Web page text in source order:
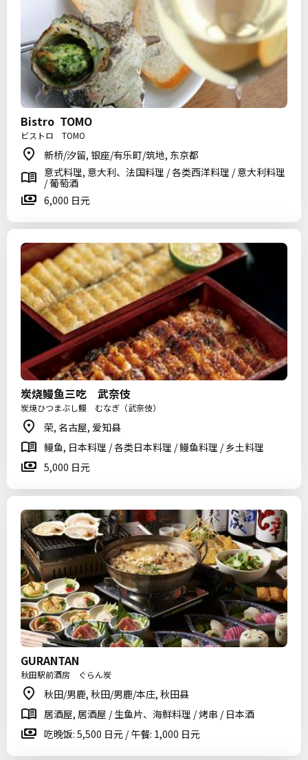
Bistro TOMO
ビストロ TOMO
新桥/汐留, 银座/有乐町/筑地, 东京都
意式料理, 意大利、法国料理 / 各类西洋料理 / 意大利料理
/ 葡萄酒
6,000 日元
炭烧鳗鱼三吃 武奈伎
炭焼ひつまぶし鰻 むなぎ（武奈伎）
荣, 名古屋, 爱知县
鳗鱼, 日本料理 / 各类日本料理 / 鳗鱼料理 / 乡土料理
5,000 日元
GURANTAN
秋田駅前酒房 ぐらん炭
秋田/男鹿, 秋田/男鹿/本庄, 秋田县
居酒屋, 居酒屋 / 生鱼片、海鲜料理 / 烤串 / 日本酒
吃晚饭: 5,500 日元 / 午餐: 1,000 日元